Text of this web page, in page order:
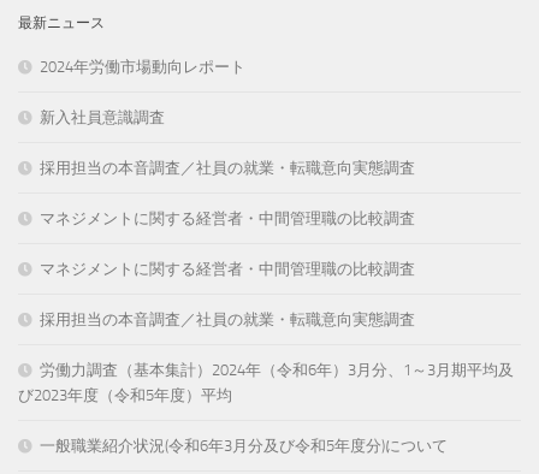
最新ニュース
2024年労働市場動向レポート
新入社員意識調査
採用担当の本音調査／社員の就業・転職意向実態調査
マネジメントに関する経営者・中間管理職の比較調査
マネジメントに関する経営者・中間管理職の比較調査
採用担当の本音調査／社員の就業・転職意向実態調査
労働力調査（基本集計）2024年（令和6年）3月分、1～3月期平均及
び2023年度（令和5年度）平均
一般職業紹介状況(令和6年3月分及び令和5年度分)について